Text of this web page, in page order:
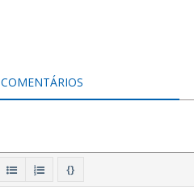
COMENTÁRIOS
{}